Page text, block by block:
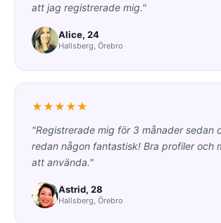
att jag registrerade mig."
Alice, 24
Hallsberg, Örebro
★★★★★
"Registrerade mig för 3 månader sedan
redan någon fantastisk! Bra profiler och
att använda."
Astrid, 28
Hallsberg, Örebro